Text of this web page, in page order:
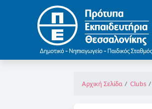
Αρχική Σελίδα Clubs